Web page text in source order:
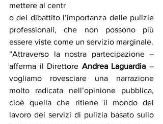
mettere al centr
o del dibattito l’importanza delle pulizie
professionali, che non possono più
essere viste come un servizio marginale.
“Attraverso la nostra partecipazione –
afferma il Direttore Andrea Laguardia –
vogliamo rovesciare una narrazione
molto radicata nell’opinione pubblica,
cioè quella che ritiene il mondo del
lavoro dei servizi di pulizia basato sullo